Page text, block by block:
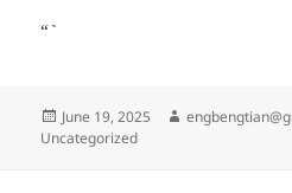
“`
Posted
on
June 19, 2025 Author
Uncategorized